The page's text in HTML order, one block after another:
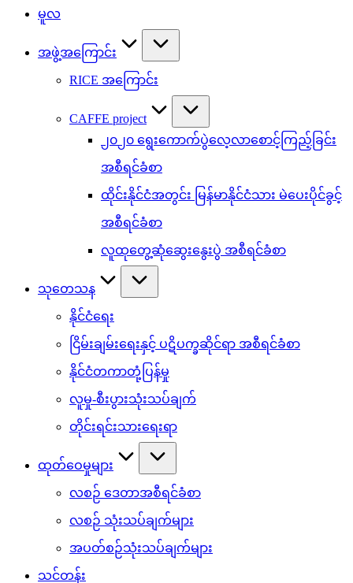
မူလ
အဖွဲ့အကြောင်း
RICE အကြောင်း
CAFFE project
၂၀၂၀ ရွေးကောက်ပွဲလေ့လာစောင့်ကြည့်ခြင်း
အစီရင်ခံစာ
ထိုင်းနိုင်ငံအတွင်း မြန်မာနိုင်ငံသား မဲပေးပိုင်ခွင့်
အစီရင်ခံစာ
လူထုတွေ့ဆုံဆွေးနွေးပွဲ အစီရင်ခံစာ
သုတေသန
နိုင်ငံရေး
ငြိမ်းချမ်းရေးနှင့် ပဋိပက္ခဆိုင်ရာ အစီရင်ခံစာ
နိုင်ငံတကာတုံ့ပြန်မှု
လူမှု-စီးပွားသုံးသပ်ချက်
တိုင်းရင်းသားရေးရာ
ထုတ်ဝေမှုများ
လစဉ် ဒေတာအစီရင်ခံစာ
လစဉ် သုံးသပ်ချက်များ
အပတ်စဉ်သုံးသပ်ချက်များ
သင်တန်း